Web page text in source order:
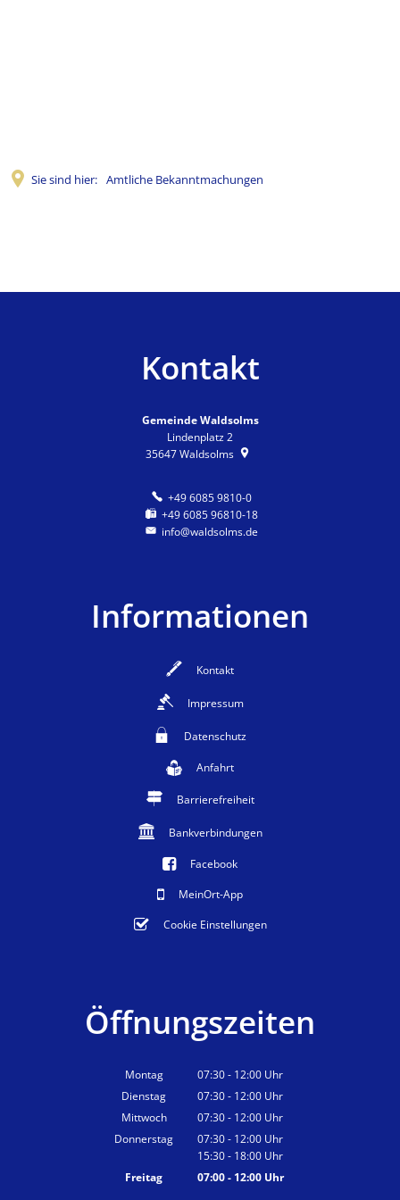
Sie sind hier: Amtliche Bekanntmachungen
Kontakt
Gemeinde Waldsolms
Lindenplatz 2
35647 Waldsolms
+49 6085 9810-0
+49 6085 96810-18
info@waldsolms.de
Informationen
Kontakt
Impressum
Datenschutz
Anfahrt
Barrierefreiheit
Bankverbindungen
Facebook
MeinOrt-App
Cookie Einstellungen
Öffnungszeiten
Montag 07:30- 12:00 Uhr
Von 07:30 bis 12:00 Uhr
Dienstag 07:30- 12:00 Uhr
Von 07:30 bis 12:00 Uhr
Mittwoch 07:30- 12:00 Uhr
Von 07:30 bis 12:00 Uhr
Donnerstag 07:30- 12:00 Uhr
Von 07:30 bis 12:00 Uhr
15:30- 18:00 Uhr
Von 15:30 bis 18:00 Uhr
Freitag 07:00- 12:00Uhr